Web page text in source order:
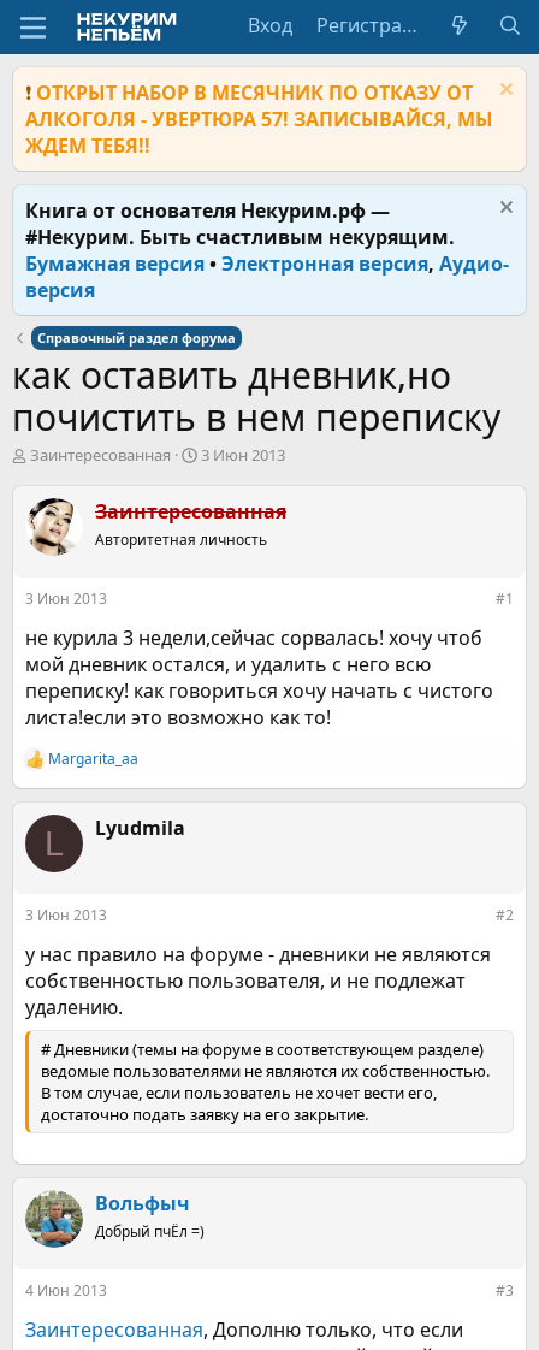
Вход Регистрация
❗ ОТКРЫТ НАБОР В МЕСЯЧНИК ПО ОТКАЗУ ОТ
АЛКОГОЛЯ - УВЕРТЮРА 57! ЗАПИСЫВАЙСЯ, МЫ
ЖДЕМ ТЕБЯ!!
Книга от основателя Некурим.рф —
#Некурим. Быть счастливым некурящим.
Бумажная версия•Электронная версия, Аудио-
версия
Справочный раздел форума
как оставить дневник,но
почистить в нем переписку
А
о
р
м
Заинтересованная
Д
а
н
а
3 Июн 2013
Заинтересованная
Авторитетная личность
3 Июн 2013 #1
не курила 3 недели,сейчас сорвалась! хочу чтоб
мой дневник остался, и удалить с него всю
переписку! как говориться хочу начать с чистого
листа!если это возможно как то!
Р
е
к
ц
и
Margarita_aa
L Lyudmila
3 Июн 2013 #2
у нас правило на форуме - дневники не являются
собственностью пользователя, и не подлежат
удалению.
# Дневники (темы на форуме в соответствующем разделе)
ведомые пользователями не являются их собственностью.
В том случае, если пользователь не хочет вести его,
достаточно подать заявку на его закрытие.
Вольфыч
Добрый пчЁл =)
4 Июн 2013 #3
Заинтересованная, Дополню только, что если